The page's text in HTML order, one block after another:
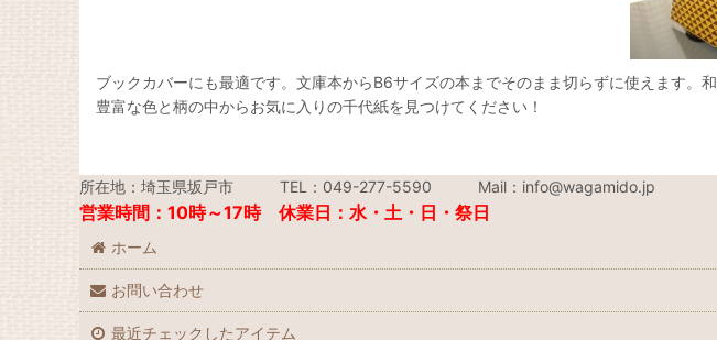
ブックカバーにも最適です。文庫本からB6サイズの本までそのまま切らずに使えます
豊富な色と柄の中からお気に入りの千代紙を見つけてください！
所在地：埼玉県坂戸市 TEL：049-277-5590 Mail：info@wagamido.jp
営業時間：10時～17時 休業日：水・土・日・祭日
ホーム
お問い合わせ
最近チェックしたアイテム